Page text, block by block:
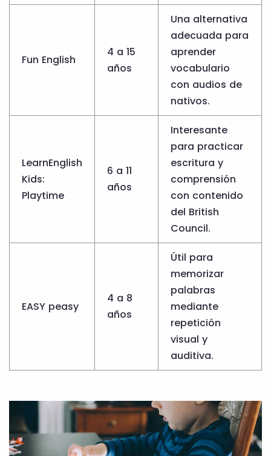
Fun English
4 a 15
años
Una alternativa
adecuada para
aprender
vocabulario
con audios de
nativos.
LearnEnglish
Kids:
Playtime
6 a 11
años
Interesante
para practicar
escritura y
comprensión
con contenido
del British
Council.
EASY peasy
4 a 8
años
Útil para
memorizar
palabras
mediante
repetición
visual y
auditiva.